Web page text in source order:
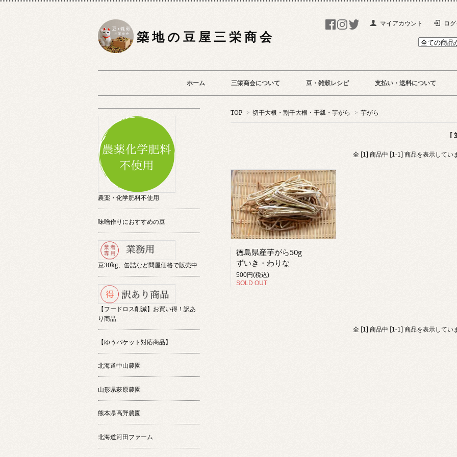
マイアカウント ロ
築 地 の 豆 屋 三 栄 商 会
ホーム 三栄商会について 豆・雑穀レシピ 支払い・送料について
TOP > 切干大根・割干大根・干瓢・芋がら > 芋がら
[
全 [1] 商品中 [1-1] 商品を表示してい
徳島県産芋がら50g
ずいき・わりな
500円(税込)
SOLD OUT
全 [1] 商品中 [1-1] 商品を表示してい
農薬・化学肥料不使用
味噌作りにおすすめの豆
豆30kg、缶詰など問屋価格で販売中
【フードロス削減】お買い得！訳あ
り商品
【ゆうパケット対応商品】
北海道中山農園
山形県萩原農園
熊本県高野農園
北海道河田ファーム